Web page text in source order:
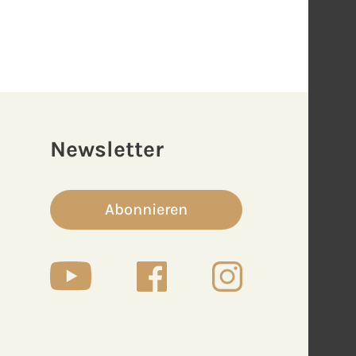
Newsletter
Abonnieren